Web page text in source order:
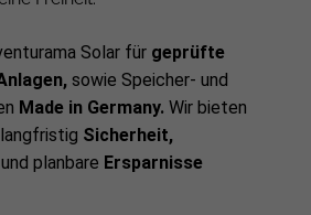
Solar für geprüfte
sowie Speicher- und
Made in Germany. Wir bieten
Sicherheit,
und planbare Ersparnisse